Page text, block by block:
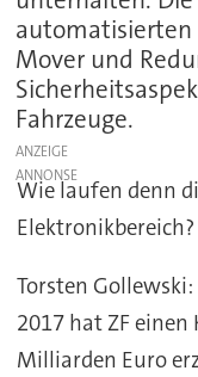
automatisierten
Mover und
Fahrzeuge.
ANZEIGE
Wie laufen denn
Elektronikbereich?
Torsten
2017 hat ZF
Milliarden Euro